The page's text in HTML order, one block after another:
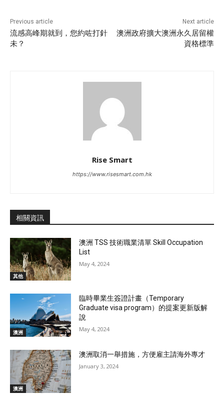
Previous article
流感高峰期就到，您約咗打針
未？
Next article
澳洲政府擴大澳洲永久居留權
資格標準
Rise Smart
https://www.risesmart.com.hk
相關資訊
其他
澳洲 TSS 技術職業清單 Skill Occupation
List
May 4, 2024
澳洲
臨時畢業生簽證計畫（Temporary
Graduate visa program）的提案更新版解
說
May 4, 2024
澳洲
澳洲取消一舉措施，方便雇主請海外專才
January 3, 2024